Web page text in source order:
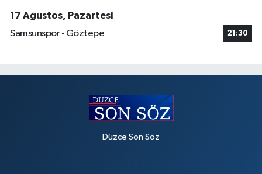
17 Ağustos, Pazartesi
Samsunspor - Göztepe
21:30
Düzce Son Söz